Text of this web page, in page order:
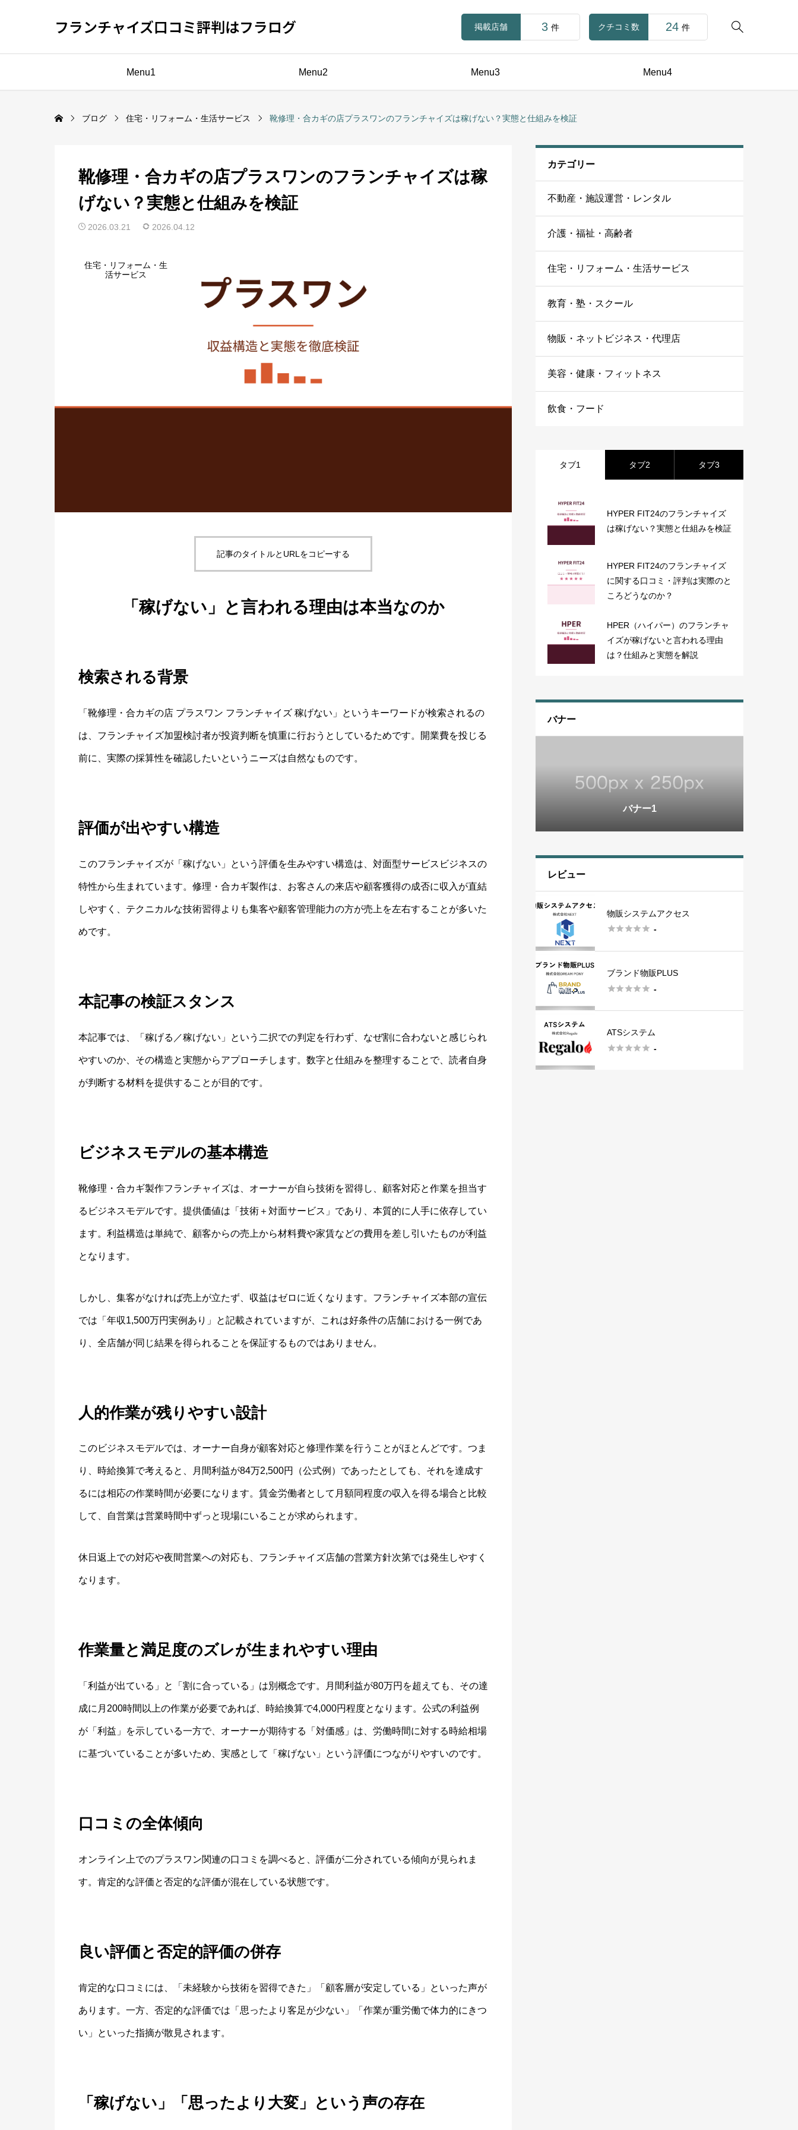
フランチャイズ口コミ評判はフラログ 
掲載店舗 3 件 クチコミ数 24 件
Menu1 Menu2 Menu3 Menu4
ブログ 住宅・リフォーム・生活サービス 靴修理・合カギの店プラスワンのフランチャイズは稼げない？実態と仕組みを検証
靴修理・合カギの店プラスワンのフランチャイズは稼
げない？実態と仕組みを検証
2026.03.21 2026.04.12
住宅・リフォーム・生
活サービス
記事のタイトルとURLをコピーする
「稼げない」と言われる理由は本当なのか
検索される背景
「靴修理・合カギの店 プラスワン フランチャイズ 稼げない」というキーワードが検索されるの
は、フランチャイズ加盟検討者が投資判断を慎重に行おうとしているためです。開業費を投じる
前に、実際の採算性を確認したいというニーズは自然なものです。
評価が出やすい構造
このフランチャイズが「稼げない」という評価を生みやすい構造は、対面型サービスビジネスの
特性から生まれています。修理・合カギ製作は、お客さんの来店や顧客獲得の成否に収入が直結
しやすく、テクニカルな技術習得よりも集客や顧客管理能力の方が売上を左右することが多いた
めです。
本記事の検証スタンス
本記事では、「稼げる／稼げない」という二択での判定を行わず、なぜ割に合わないと感じられ
やすいのか、その構造と実態からアプローチします。数字と仕組みを整理することで、読者自身
が判断する材料を提供することが目的です。
ビジネスモデルの基本構造
靴修理・合カギ製作フランチャイズは、オーナーが自ら技術を習得し、顧客対応と作業を担当す
るビジネスモデルです。提供価値は「技術＋対面サービス」であり、本質的に人手に依存してい
ます。利益構造は単純で、顧客からの売上から材料費や家賃などの費用を差し引いたものが利益
となります。
しかし、集客がなければ売上が立たず、収益はゼロに近くなります。フランチャイズ本部の宣伝
では「年収1,500万円実例あり」と記載されていますが、これは好条件の店舗における一例であ
り、全店舗が同じ結果を得られることを保証するものではありません。
人的作業が残りやすい設計
このビジネスモデルでは、オーナー自身が顧客対応と修理作業を行うことがほとんどです。つま
り、時給換算で考えると、月間利益が84万2,500円（公式例）であったとしても、それを達成す
るには相応の作業時間が必要になります。賃金労働者として月額同程度の収入を得る場合と比較
して、自営業は営業時間中ずっと現場にいることが求められます。
休日返上での対応や夜間営業への対応も、フランチャイズ店舗の営業方針次第では発生しやすく
なります。
作業量と満足度のズレが生まれやすい理由
「利益が出ている」と「割に合っている」は別概念です。月間利益が80万円を超えても、その達
成に月200時間以上の作業が必要であれば、時給換算で4,000円程度となります。公式の利益例
が「利益」を示している一方で、オーナーが期待する「対価感」は、労働時間に対する時給相場
に基づいていることが多いため、実感として「稼げない」という評価につながりやすいのです。
口コミの全体傾向
オンライン上でのプラスワン関連の口コミを調べると、評価が二分されている傾向が見られま
す。肯定的な評価と否定的な評価が混在している状態です。
良い評価と否定的評価の併存
肯定的な口コミには、「未経験から技術を習得できた」「顧客層が安定している」といった声が
あります。一方、否定的な評価では「思ったより客足が少ない」「作業が重労働で体力的にきつ
い」といった指摘が散見されます。
「稼げない」「思ったより大変」という声の存在
カテゴリー
不動産・施設運営・レンタル
介護・福祉・高齢者
住宅・リフォーム・生活サービス
教育・塾・スクール
物販・ネットビジネス・代理店
美容・健康・フィットネス
飲食・フード
タブ1 タブ2 タブ3
HYPER FIT24のフランチャイズ
は稼げない？実態と仕組みを検証
HYPER FIT24のフランチャイズ
に関する口コミ・評判は実際のと
ころどうなのか？
HPER（ハイパー）のフランチャ
イズが稼げないと言われる理由
は？仕組みと実態を解説
バナー
バナー3
バナー1
バナー2
バナー3
バナー1
レビュー
物販システムアクセス
 -
ブランド物販PLUS
 -
ATSシステム
 -